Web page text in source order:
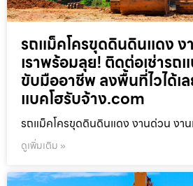
รถแม็คโครขุดดินดินแดง ง
เราพร้อมลุย! ติดต่อเช่ารถ
ขับมืออาชีพ ลงพื้นที่ไวได้เ
แบคโฮรับจ้าง.com
รถแม็คโครขุดดินดินแดง งานด่วน งาน
ดูเพิ่มเติม »